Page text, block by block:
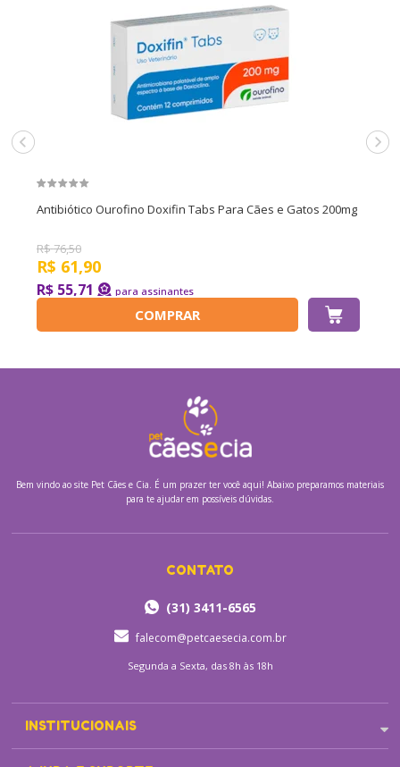
Antibiótico Ourofino Doxifin Tabs Para Cães e Gatos 200mg
R$76,50
R$ 61,90
R$ 55,71
COMPRAR
Bem vindo ao site Pet Cães e Cia. É um prazer ter você aqui! Abaixo preparamos materiais
para te ajudar em possíveis dúvidas.
CONTATO
(31) 3411-6565
falecom@petcaesecia.com.br
Segunda a Sexta, das 8h às 18h
INSTITUCIONAIS